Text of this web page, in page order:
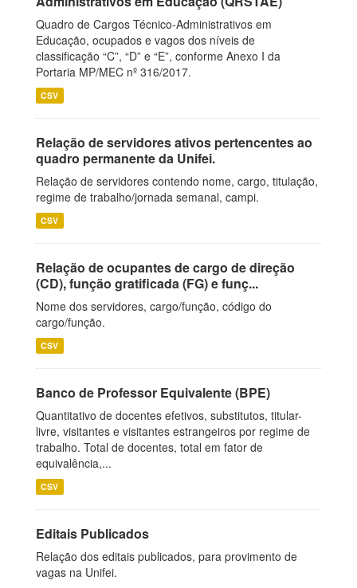
Quadro de Cargos Técnico-Administrativos em
Educação, ocupados e vagos dos níveis de
classificação “C”, “D” e “E”, conforme Anexo I da
Portaria MP/MEC nº 316/2017.
CSV
Relação de servidores ativos pertencentes ao
quadro permanente da Unifei.
Relação de servidores contendo nome, cargo, titulação,
regime de trabalho/jornada semanal, campi.
CSV
Relação de ocupantes de cargo de direção
(CD), função gratificada (FG) e funç...
Nome dos servidores, cargo/função, código do
cargo/função.
CSV
Banco de Professor Equivalente (BPE)
Quantitativo de docentes efetivos, substitutos, titular-
livre, visitantes e visitantes estrangeiros por regime de
trabalho. Total de docentes, total em fator de
equivalência,...
CSV
Editais Publicados
Relação dos editais publicados, para provimento de
vagas na Unifei.